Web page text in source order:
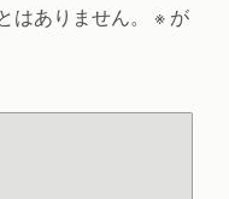
ありません。 ※ が